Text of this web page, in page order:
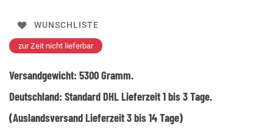
WUNSCHLISTE
zur Zeit nicht lieferbar
Versandgewicht: 5300Gramm.
Deutschland: Standard DHL Lieferzeit 1 bis 3 Tage.
(Auslandsversand Lieferzeit 3 bis 14 Tage)